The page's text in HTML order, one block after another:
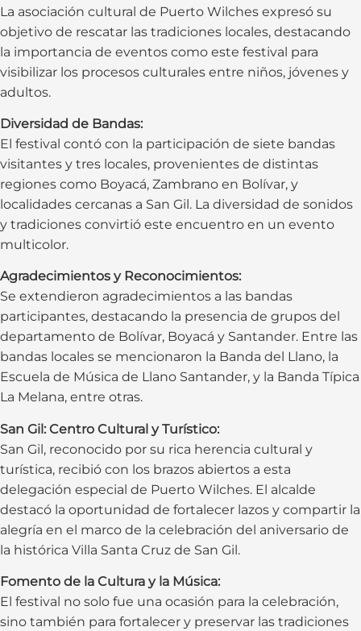
La asociación cultural de Puerto Wilches expresó su
objetivo de rescatar las tradiciones locales, destacando
la importancia de eventos como este festival para
visibilizar los procesos culturales entre niños, jóvenes y
adultos.
Diversidad de Bandas:
El festival contó con la participación de siete bandas
visitantes y tres locales, provenientes de distintas
regiones como Boyacá, Zambrano en Bolívar, y
localidades cercanas a San Gil. La diversidad de sonidos
y tradiciones convirtió este encuentro en un evento
multicolor.
Agradecimientos y Reconocimientos:
Se extendieron agradecimientos a las bandas
participantes, destacando la presencia de grupos del
departamento de Bolívar, Boyacá y Santander. Entre las
bandas locales se mencionaron la Banda del Llano, la
Escuela de Música de Llano Santander, y la Banda Típica
La Melana, entre otras.
San Gil: Centro Cultural y Turístico:
San Gil, reconocido por su rica herencia cultural y
turística, recibió con los brazos abiertos a esta
delegación especial de Puerto Wilches. El alcalde
destacó la oportunidad de fortalecer lazos y compartir la
alegría en el marco de la celebración del aniversario de
la histórica Villa Santa Cruz de San Gil.
Fomento de la Cultura y la Música:
El festival no solo fue una ocasión para la celebración,
sino también para fortalecer y preservar las tradiciones